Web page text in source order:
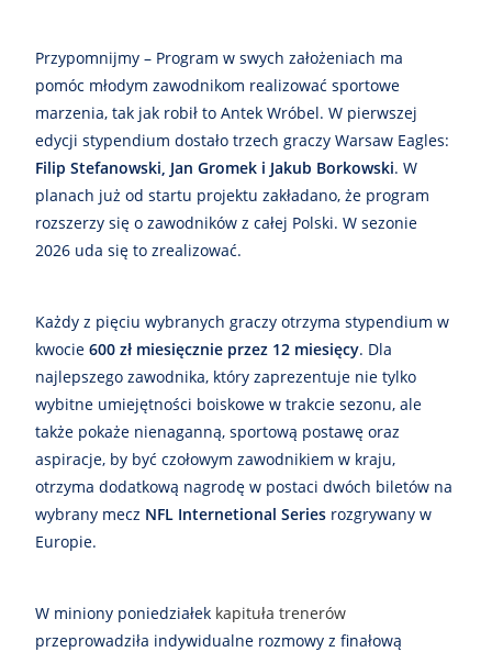
Przypomnijmy – Program w swych założeniach ma
pomóc młodym zawodnikom realizować sportowe
marzenia, tak jak robił to Antek Wróbel. W pierwszej
edycji stypendium dostało trzech graczy Warsaw Eagles:
Filip Stefanowski, Jan Gromek i Jakub Borkowski. W
planach już od startu projektu zakładano, że program
rozszerzy się o zawodników z całej Polski. W sezonie
2026 uda się to zrealizować.
Każdy z pięciu wybranych graczy otrzyma stypendium w
kwocie600 zł miesięcznie przez 12 miesięcy. Dla
najlepszego zawodnika, który zaprezentuje nie tylko
wybitne umiejętności boiskowe w trakcie sezonu, ale
także pokaże nienaganną, sportową postawę oraz
aspiracje, by być czołowym zawodnikiem w kraju,
otrzyma dodatkową nagrodę w postaci dwóch biletów na
wybrany mecz NFL Internetional Series rozgrywany w
Europie.
W miniony poniedziałek kapituła trenerów
przeprowadziła indywidualne rozmowy z finałową